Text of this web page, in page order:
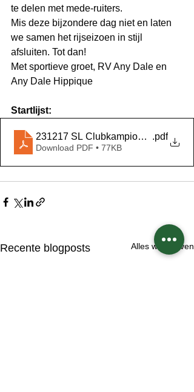
te delen met mede-ruiters.
Mis deze bijzondere dag niet en laten
we samen het rijseizoen in stijl
afsluiten. Tot dan!
Met sportieve groet, RV Any Dale en
Any Dale Hippique
Startlijst:
231217 SL Clubkampioenschap
.pdf
Download PDF • 77KB
Recente blogposts Alles weergeven